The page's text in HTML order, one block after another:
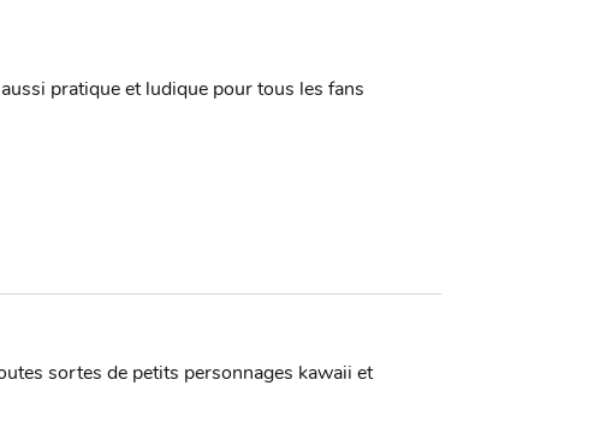
pratique et ludique pour tous les fans
sortes de petits personnages kawaii et